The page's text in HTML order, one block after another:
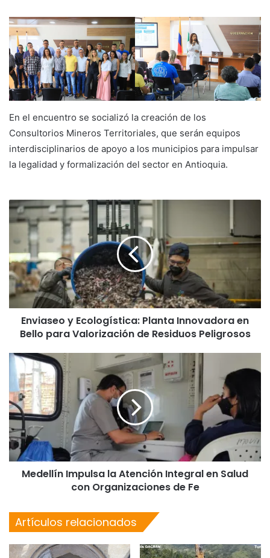
En el encuentro se socializó la creación de los
Consultorios Mineros Territoriales, que serán equipos
interdisciplinarios de apoyo a los municipios para impulsar
la legalidad y formalización del sector en Antioquia.
Enviaseo y Ecologística: Planta Innovadora en
Bello para Valorización de Residuos Peligrosos
Medellín Impulsa la Atención Integral en Salud
con Organizaciones de Fe
Artículos relacionados